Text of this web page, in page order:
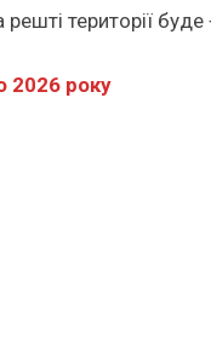
території
2026 року